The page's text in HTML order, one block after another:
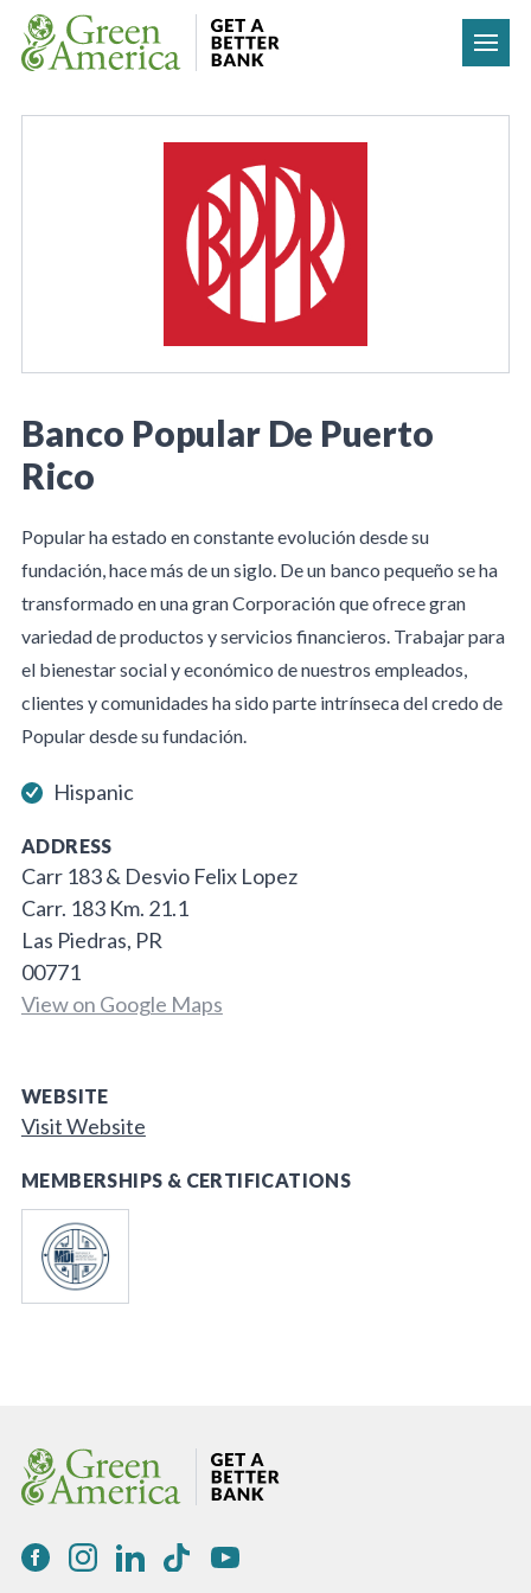
Skip to content
Banco Popular De Puerto
Rico
Popular ha estado en constante evolución desde su
fundación, hace más de un siglo. De un banco pequeño se ha
transformado en una gran Corporación que ofrece gran
variedad de productos y servicios financieros. Trabajar para
el bienestar social y económico de nuestros empleados,
clientes y comunidades ha sido parte intrínseca del credo de
Popular desde su fundación.
Hispanic
ADDRESS
Carr 183 & Desvio Felix Lopez
Carr. 183 Km. 21.1
Las Piedras, PR
00771
View on Google Maps
WEBSITE
Visit Website
MEMBERSHIPS & CERTIFICATIONS